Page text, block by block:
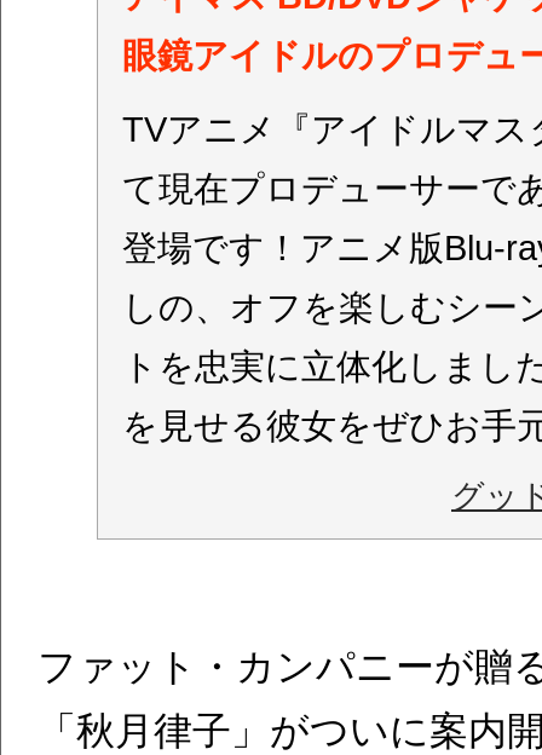
眼鏡アイドルのプロデュ
TVアニメ『アイドルマ
て現在プロデューサーで
登場です！アニメ版Blu-
しの、オフを楽しむシー
トを忠実に立体化しまし
を見せる彼女をぜひお手
グッ
ファット・カンパニーが贈
「秋月律子」がついに案内